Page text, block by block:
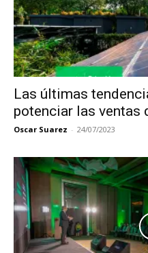
Las últimas
potenciar las ventas
Oscar Suarez - 24/07/2023